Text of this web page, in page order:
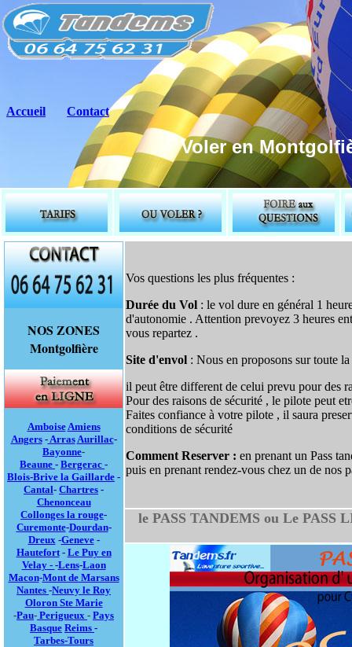
Accueil Contact
Voler en
NOS ZONES
Montgolfière
AmboiseAmiens
Angers-ArrasAurillac-
Bayonne-
Beaune - Bergerac -
Blois-Brive la Gaillarde -
Cantal- Chartres -
Chenonceau
Collonges la rouge-
Curemonte-Dourdan-
Dreux-Geneve-
Hautefort- Le Puy en
Velay- -Lens-Laon
Macon-Mont de Marsans
Nantes -Neuvy le Roy
Oloron Ste Marie
-Pau- Perigueux - Pays
Basque Reims -
Tarbes-Tours
Vos questions les plus fréquentes :
Durée du Vol : le vol dure en général 1
d'autonomie . Attention prevoyez 3 heures
vous repartez .
Site d'envol : Nous en proposons sur toute
il peut être different de celui prevu pour des
Pour des raisons de sécurité , le pilote peut
Faites confiance à votre pilote , il saura
conditions de sécurité
Comment Reserver : en prenant un Pass
puis en prenant rendez-vous chez un de nos
le PASS TANDEMS ou Le PASS